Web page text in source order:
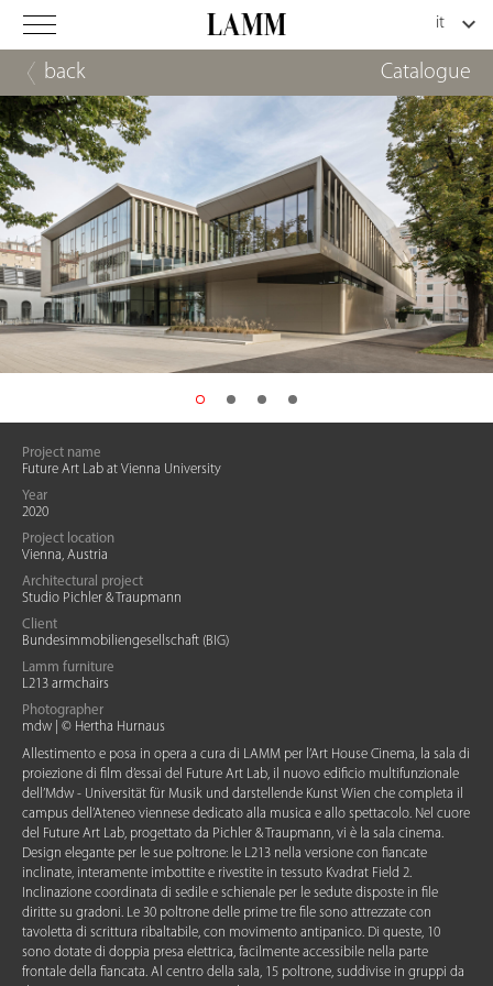
back Catalogue
Project name
Future Art Lab at Vienna University
Year
2020
Project location
Vienna, Austria
Architectural project
Studio Pichler & Traupmann
Client
Bundesimmobiliengesellschaft (BIG)
Lamm furniture
L213 armchairs
Photographer
mdw | © Hertha Hurnaus
Allestimento e posa in opera a cura di LAMM per l’Art House Cinema, la sala di
proiezione di film d’essai del Future Art Lab, il nuovo edificio multifunzionale
dell’Mdw - Universität für Musik und darstellende Kunst Wien che completa il
campus dell’Ateneo viennese dedicato alla musica e allo spettacolo. Nel cuore
del Future Art Lab, progettato da Pichler & Traupmann, vi è la sala cinema.
Design elegante per le sue poltrone: le L213 nella versione con fiancate
inclinate, interamente imbottite e rivestite in tessuto Kvadrat Field 2.
Inclinazione coordinata di sedile e schienale per le sedute disposte in file
diritte su gradoni. Le 30 poltrone delle prime tre file sono attrezzate con
tavoletta di scrittura ribaltabile, con movimento antipanico. Di queste, 10
sono dotate di doppia presa elettrica, facilmente accessibile nella parte
frontale della fiancata. Al centro della sala, 15 poltrone, suddivise in gruppi da